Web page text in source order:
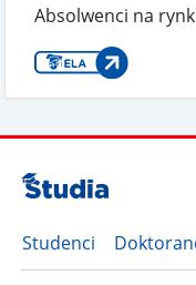
Absolwenci na
Studenci